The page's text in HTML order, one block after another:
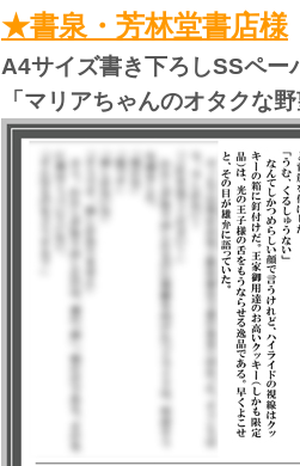
★書泉・芳林堂書店様
A4サイズ書き下ろしSSペー
「マリアちゃんのオタクな野